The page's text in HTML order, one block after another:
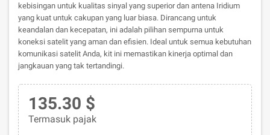
kebisingan untuk kualitas sinyal yang superior dan antena Iridium
yang kuat untuk cakupan yang luar biasa. Dirancang untuk
keandalan dan kecepatan, ini adalah pilihan sempurna untuk
koneksi satelit yang aman dan efisien. Ideal untuk semua kebutuhan
komunikasi satelit Anda, kit ini memastikan kinerja optimal dan
jangkauan yang tak tertandingi.
135.30 $
Termasuk pajak